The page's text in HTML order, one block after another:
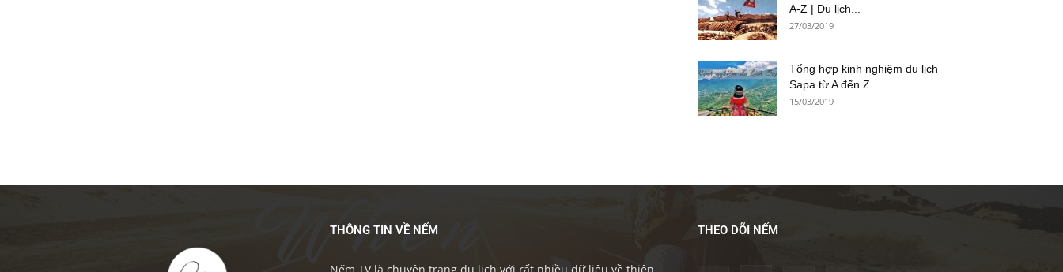
A-Z | Du lịch...
27/03/2019
Tổng hợp kinh nghiệm du lịch
Sapa từ A đến Z...
15/03/2019
THÔNG TIN VỀ NẾM THEO DÕI NẾM